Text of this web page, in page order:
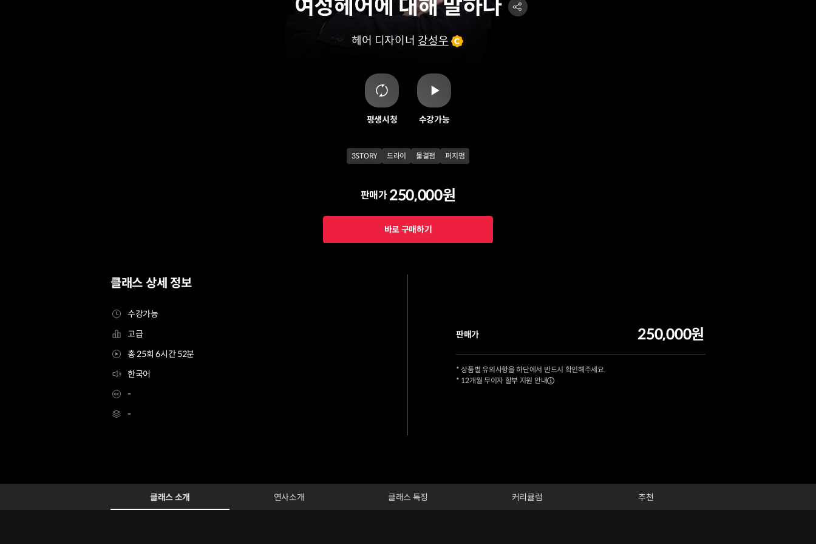
여성헤어에 대해 말하다
헤어 디자이너 강성우
평생시청 수강가능
3STORY 드라이 물결펌 퍼지펌
판매가250,000원
바로 구매하기
클래스 상세 정보
수강가능
고급
총 25회 6시간 52분
한국어
-
-
판매가 250,000원
* 상품별 유의사항을 하단에서 반드시 확인해주세요.
* 12개월 무이자 할부 지원 안내
Configuration Information Shortcuts클래스 소개 연사소개 클래스 특징 커리큘럼
추천